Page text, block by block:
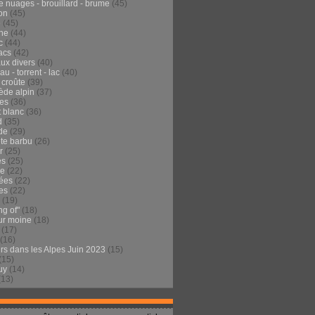
nuages - brouillard - brume (45)
(45)
(45)
(44)
(44)
(42)
divers (40)
- torrent - lac (40)
(39)
alpin (37)
(36)
blanc (36)
(35)
(29)
barbu (26)
(25)
(25)
(22)
(22)
(22)
(19)
of" (18)
moine (18)
(17)
dans les Alpes Juin 2023 (15)
(14)